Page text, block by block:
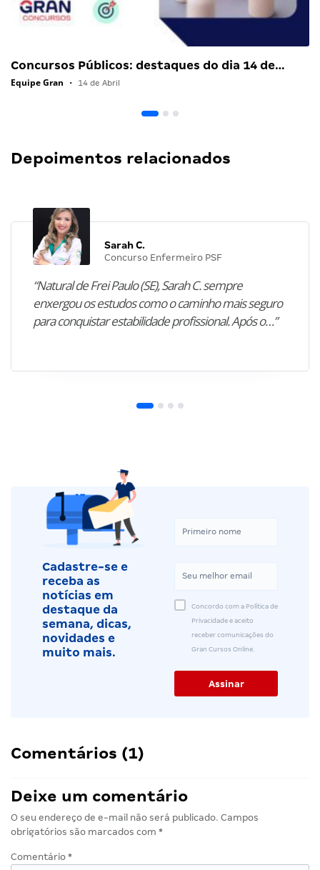
Concursos Públicos: destaques do dia 14 de…
Equipe Gran • 14 de Abril
Depoimentos relacionados
Sarah C.
Concurso Enfermeiro PSF
“Natural de Frei Paulo (SE), Sarah C. sempre
enxergou os estudos como o caminho mais seguro
para conquistar estabilidade profissional. Após o…”
Cadastre-se e
receba as
notícias em
destaque da
semana, dicas,
novidades e
muito mais.
Concordo com a Política de
Privacidade e aceito
receber comunicações do
Gran Cursos Online.
Comentários (1)
Deixe um comentário
O seu endereço de e-mail não será publicado. Campos
obrigatórios são marcados com *
Comentário *